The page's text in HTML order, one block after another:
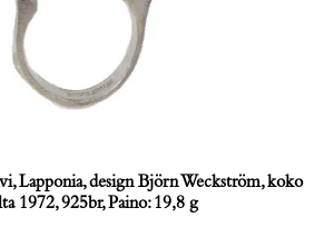
Lapponia, design Björn Weckström, koko
1972, 925br, Paino: 19,8 g